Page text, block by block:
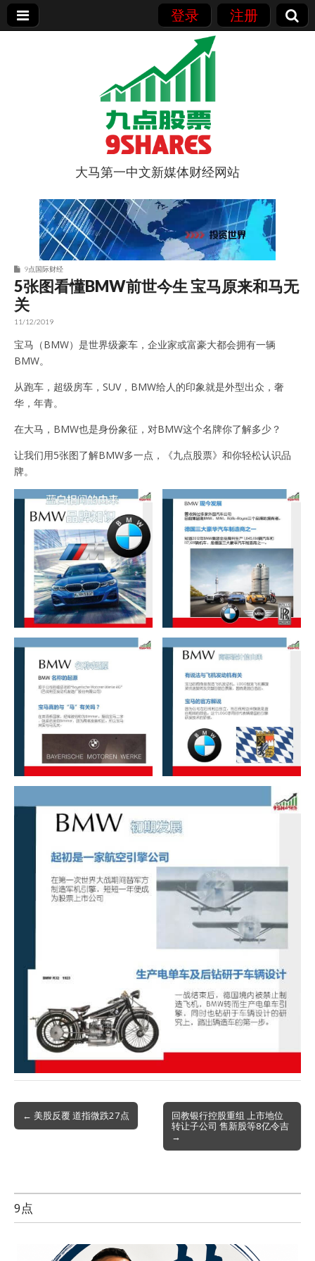
登录 注册
9点股票
大马第一中文新媒体财经网站
9点国际财经
5张图看懂BMW前世今生 宝马原来和马无
关
11/12/2019
宝马（BMW）是世界级豪车，企业家或富豪大都会拥有一辆
BMW。
从跑车，超级房车，SUV，BMW给人的印象就是外型出众，奢
华，年青。
在大马，BMW也是身份象征，对BMW这个名牌你了解多少？
让我们用5张图了解BMW多一点，《九点股票》和你轻松认识品
牌。
Post
navigation
← 美股反覆 道指微跌27点
回教银行控股重组 上市地位
转让子公司 售新股等8亿令吉
→
9点